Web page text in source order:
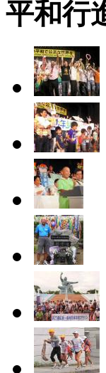
平和行